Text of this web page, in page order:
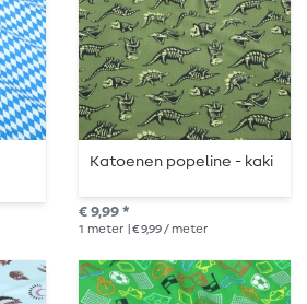
Katoenen popeline - kaki
€ 9,99 *
1 meter | € 9,99 / meter